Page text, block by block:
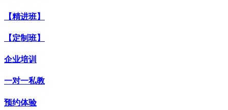
【精进班】
【定制班】
企业培训
一对一私教
预约体验